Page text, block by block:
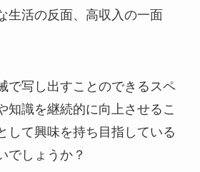
生活の反面、高収入の一面
で写し出すことのできるスペ
知識を継続的に向上させるこ
して興味を持ち目指している
でしょうか？